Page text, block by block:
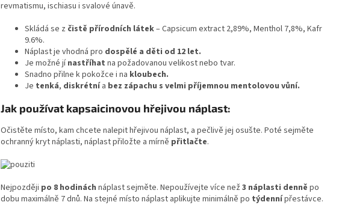
revmatismu, ischiasu i svalové únavě.
Skládá se z čistě přírodních látek– Capsicum extract 2,89%, Menthol 7,8%, Kafr
9.6%.
Náplast je vhodná pro dospělé a děti od 12 let.
Je možné jínastříhat na požadovanou velikost nebo tvar.
Snadno přilne k pokožce i na kloubech.
Je tenká, diskrétnía bez zápachu s velmi příjemnou mentolovou vůní.
Jak používat kapsaicinovou hřejivou náplast:
Očistěte místo, kam chcete nalepit hřejivou náplast, a pečlivě jej osušte. Poté sejměte
ochranný kryt náplasti, náplast přiložte a mírně přitlačte.
Nejpozději po 8 hodinách náplast sejměte. Nepoužívejte více než 3 náplasti denně po
dobu maximálně 7 dnů. Na stejné místo náplast aplikujte minimálně po týdennípřestávce.